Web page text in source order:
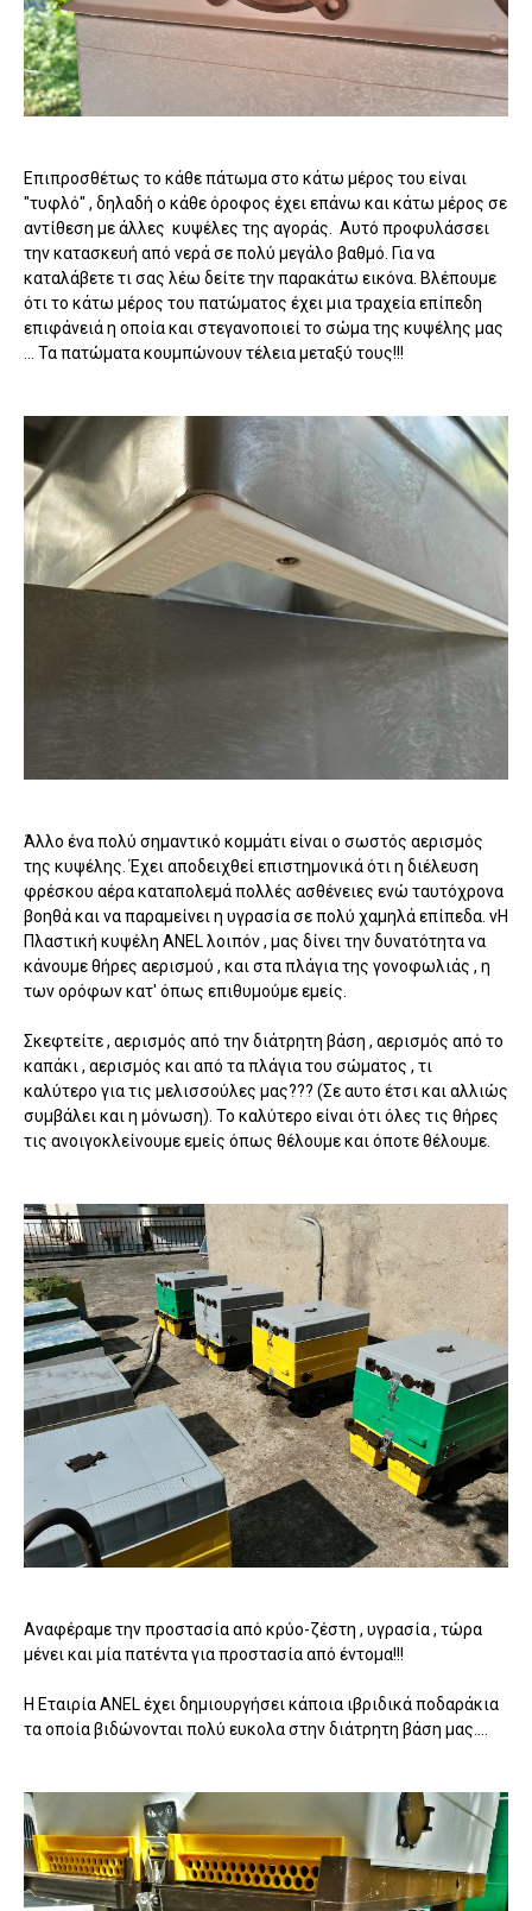
Επιπροσθέτως το κάθε πάτωμα στο κάτω μέρος του είναι
"τυφλό" , δηλαδή ο κάθε όροφος έχει επάνω και κάτω μέρος σε
αντίθεση με άλλες κυψέλες της αγοράς. Αυτό προφυλάσσει
την κατασκευή από νερά σε πολύ μεγάλο βαθμό. Για να
καταλάβετε τι σας λέω δείτε την παρακάτω εικόνα. Βλέπουμε
ότι το κάτω μέρος του πατώματος έχει μια τραχεία επίπεδη
επιφάνειά η οποία και στεγανοποιεί το σώμα της κυψέλης μας
... Τα πατώματα κουμπώνουν τέλεια μεταξύ τους!!!
Άλλο ένα πολύ σημαντικό κομμάτι είναι ο σωστός αερισμός
της κυψέλης. Έχει αποδειχθεί επιστημονικά ότι η διέλευση
φρέσκου αέρα καταπολεμά πολλές ασθένειες ενώ ταυτόχρονα
βοηθά και να παραμείνει η υγρασία σε πολύ χαμηλά επίπεδα. νΗ
Πλαστική κυψέλη ANEL λοιπόν , μας δίνει την δυνατότητα να
κάνουμε θήρες αερισμού , και στα πλάγια της γονοφωλιάς , η
των ορόφων κατ' όπως επιθυμούμε εμείς.
Σκεφτείτε , αερισμός από την διάτρητη βάση , αερισμός από το
καπάκι , αερισμός και από τα πλάγια του σώματος , τι
καλύτερο για τις μελισσούλες μας??? (Σε αυτο έτσι και αλλιώς
συμβάλει και η μόνωση). Το καλύτερο είναι ότι όλες τις θήρες
τις ανοιγοκλείνουμε εμείς όπως θέλουμε και όποτε θέλουμε.
Αναφέραμε την προστασία από κρύο-ζέστη , υγρασία , τώρα
μένει και μία πατέντα για προστασία από έντομα!!!
Η Εταιρία ANEL έχει δημιουργήσει κάποια ιβριδικά ποδαράκια
τα οποία βιδώνονται πολύ ευκολα στην διάτρητη βάση μας....